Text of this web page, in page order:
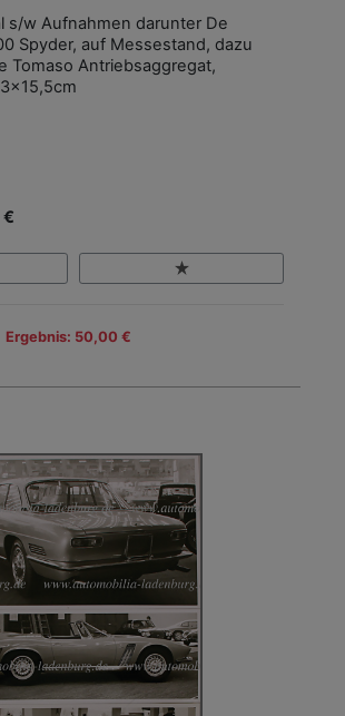
s/w Aufnahmen darunter De
Spyder, auf Messestand, dazu
Tomaso Antriebsaggregat,
Ergebnis: 50,00 €